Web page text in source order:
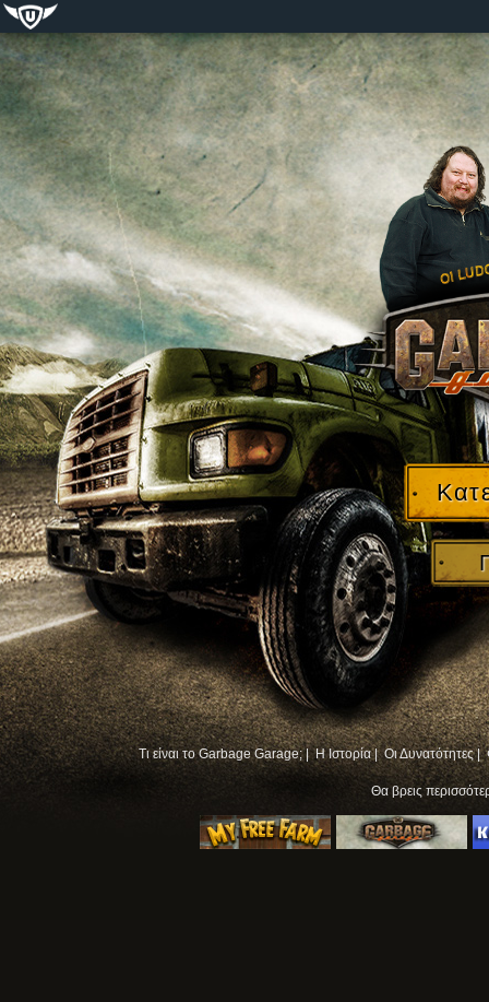
Τι είναι το Garbage Garage; | Η Ιστορία | Οι Δυνατότητες |
Θα βρεις